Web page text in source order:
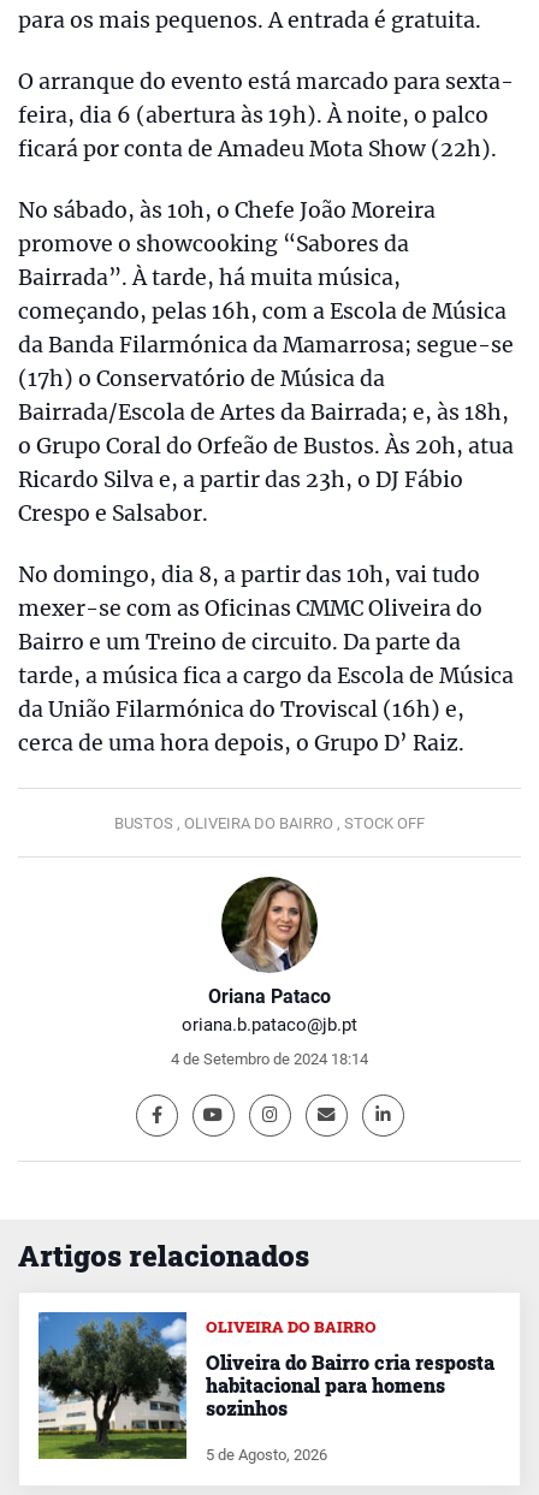
Oriana Pataco
oriana.b.pataco@jb.pt
4 de Setembro de 2024 18:14
para os mais pequenos. A entrada é gratuita.
O arranque do evento está marcado para sexta-
feira, dia 6 (abertura às 19h). À noite, o palco
ficará por conta de Amadeu Mota Show (22h).
No sábado, às 10h, o Chefe João Moreira
promove o showcooking “Sabores da
Bairrada”. À tarde, há muita música,
começando, pelas 16h, com a Escola de Música
da Banda Filarmónica da Mamarrosa; segue-se
(17h) o Conservatório de Música da
Bairrada/Escola de Artes da Bairrada; e, às 18h,
o Grupo Coral do Orfeão de Bustos. Às 20h, atua
Ricardo Silva e, a partir das 23h, o DJ Fábio
Crespo e Salsabor.
No domingo, dia 8, a partir das 10h, vai tudo
mexer-se com as Oficinas CMMC Oliveira do
Bairro e um Treino de circuito. Da parte da
tarde, a música fica a cargo da Escola de Música
da União Filarmónica do Troviscal (16h) e,
cerca de uma hora depois, o Grupo D’ Raiz.
BUSTOS , OLIVEIRA DO BAIRRO , STOCK OFF
Artigos relacionados
OLIVEIRA DO BAIRRO
Oliveira do Bairro cria resposta
habitacional para homens
sozinhos
5 de Agosto, 2026